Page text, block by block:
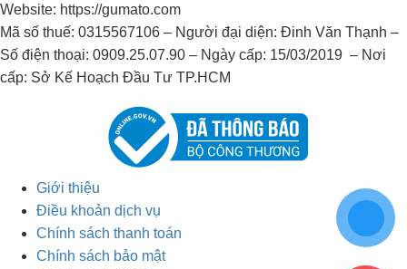
Website: https://gumato.com
Mã số thuế: 0315567106 – Người đại diện: Đinh Văn Thạnh –
Số điện thoại: 0909.25.07.90 – Ngày cấp: 15/03/2019 – Nơi
cấp: Sở Kế Hoạch Đầu Tư TP.HCM
Giới thiệu
Điều khoản dịch vụ
Chính sách thanh toán
Chính sách bảo mật